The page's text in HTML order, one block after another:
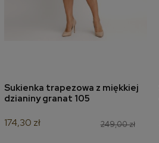
dodaj do koszyka
Sukienka trapezowa z miękkiej
dzianiny granat 105
249,00 zł
174,30 zł